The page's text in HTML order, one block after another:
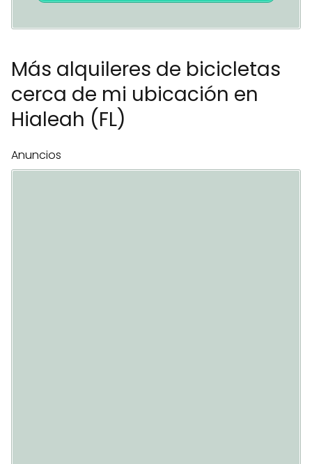
Más alquileres de bicicletas
cerca de mi ubicación en
Hialeah (FL)
Anuncios